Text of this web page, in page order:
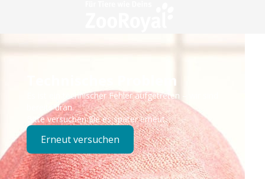
Technisches Problem
Es ist ein technischer Fehler aufgetreten – wir sind
bereits dran.
Bitte versuchen Sie es später erneut.
Erneut versuchen